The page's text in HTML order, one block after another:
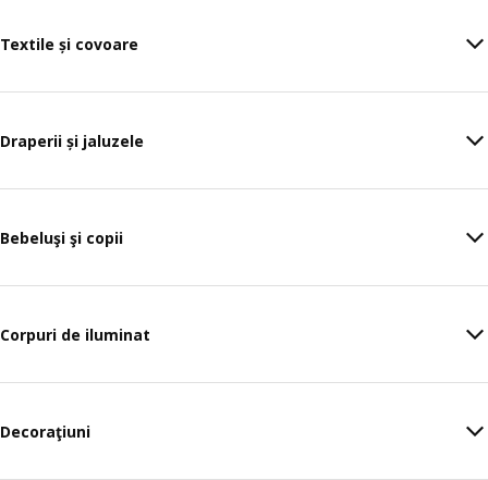
Textile și covoare
Draperii și jaluzele
Bebeluşi şi copii
Corpuri de iluminat
Decoraţiuni